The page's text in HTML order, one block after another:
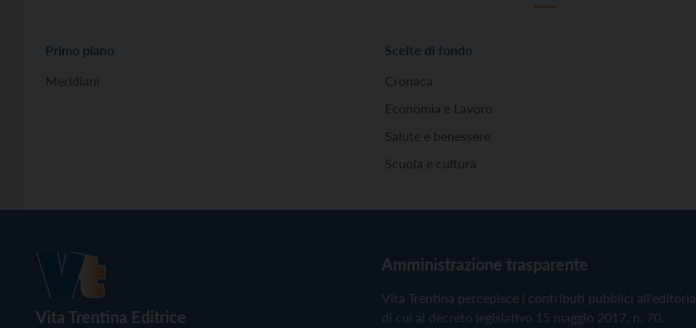
Primo piano
Meridiani
Scelte di fondo
Cronaca
Economia e Lavoro
Salute e benessere
Scuola e cultura
Vita Trentina Editrice
Amministrazione trasparente
Vita Trentina percepisce i contributi pubblici all'editoria
di cui al decreto legislativo 15 maggio 2017, n. 70.